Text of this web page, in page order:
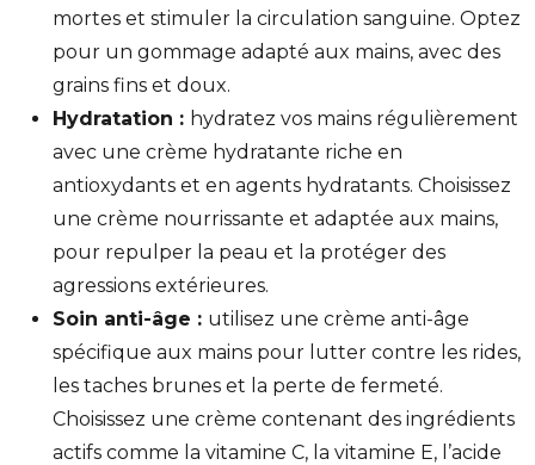
mortes et stimuler la circulation sanguine. Optez
pour un gommage adapté aux mains, avec des
grains fins et doux.
Hydratation : hydratez vos mains régulièrement
avec une crème hydratante riche en
antioxydants et en agents hydratants. Choisissez
une crème nourrissante et adaptée aux mains,
pour repulper la peau et la protéger des
agressions extérieures.
Soin anti-âge : utilisez une crème anti-âge
spécifique aux mains pour lutter contre les rides,
les taches brunes et la perte de fermeté.
Choisissez une crème contenant des ingrédients
actifs comme la vitamine C, la vitamine E, l’acide